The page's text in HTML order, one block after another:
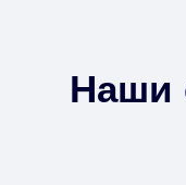
Наши